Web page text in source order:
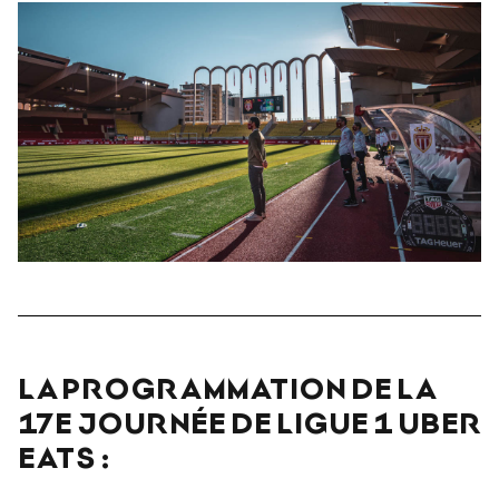
LA PROGRAMMATION DE LA
17E JOURNÉE DE LIGUE 1 UBER
EATS :